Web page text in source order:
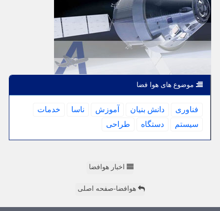
موضوع های هوا فضا
فناوری دانش بنیان آموزش ناسا
خدمات
سیستم
دستگاه طراحی
اخبار هوافضا
هوافضا-صفحه اصلی